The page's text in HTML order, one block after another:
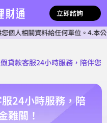
立即諮詢
資料給任何單位。4.本公司確
貸款客服24小時服務，陪伴您
24小時服務，陪
難關！